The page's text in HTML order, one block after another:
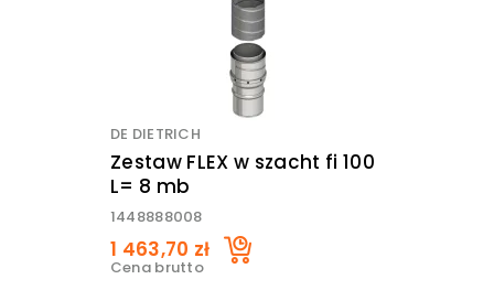
DE DIETRICH
Zestaw FLEX w szacht fi 100
L= 8 mb
1448888008
1 463,70 zł
Cena brutto